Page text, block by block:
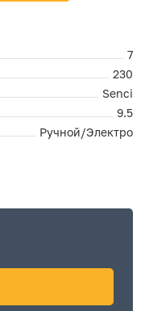
7
230
Senci
9.5
Ручной/Электро